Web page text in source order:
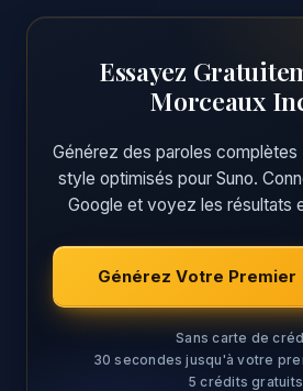
Essayez
Morceaux
Générez des paroles
style optimisés pour Suno.
Google et voyez les résultats
Générez Votre Premier
Sans carte de
30 secondes jusqu'à votre
5 crédits gratuits